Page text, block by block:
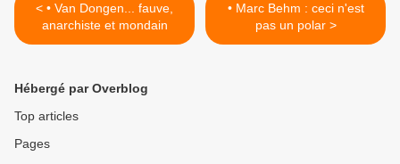
< • Van Dongen... fauve,
anarchiste et mondain
• Marc Behm : ceci n'est
pas un polar >
Hébergé par Overblog
Top articles
Pages